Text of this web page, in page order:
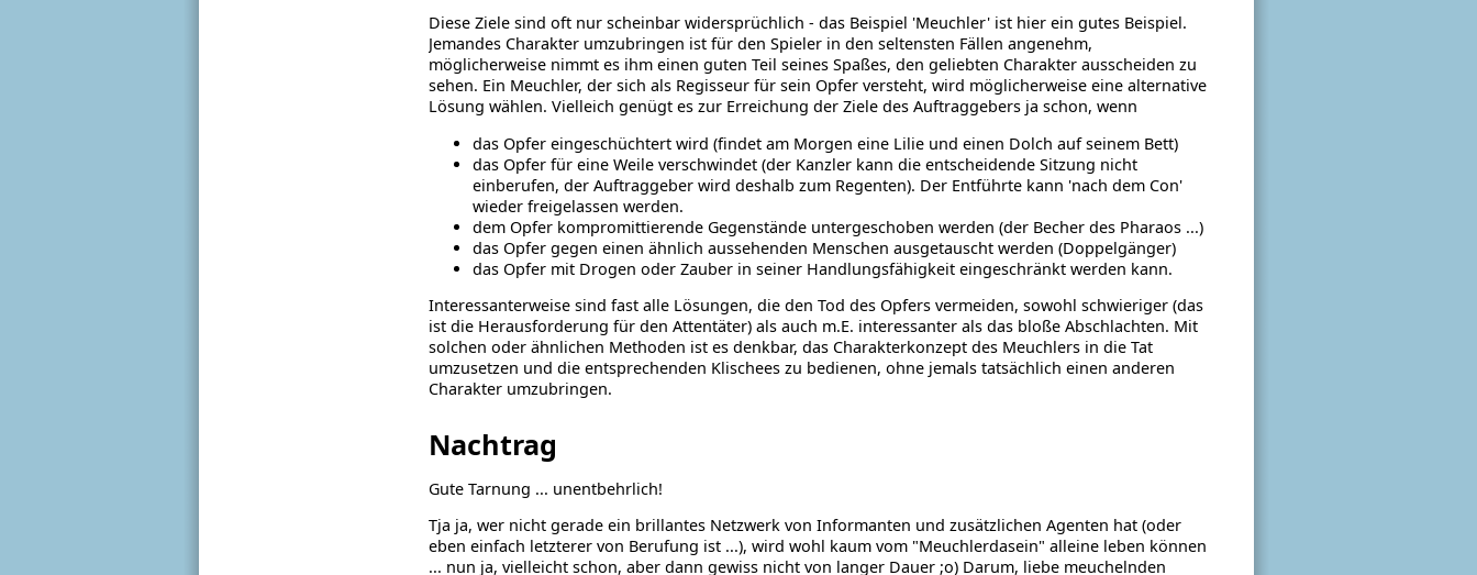
Diese Ziele sind oft nur scheinbar widersprüchlich - das Beispiel 'Meuchler' ist hier ein gutes Beispiel.
Jemandes Charakter umzubringen ist für den Spieler in den seltensten Fällen angenehm,
möglicherweise nimmt es ihm einen guten Teil seines Spaßes, den geliebten Charakter ausscheiden zu
sehen. Ein Meuchler, der sich als Regisseur für sein Opfer versteht, wird möglicherweise eine alternative
Lösung wählen. Vielleich genügt es zur Erreichung der Ziele des Auftraggebers ja schon, wenn
das Opfer eingeschüchtert wird (findet am Morgen eine Lilie und einen Dolch auf seinem Bett)
das Opfer für eine Weile verschwindet (der Kanzler kann die entscheidende Sitzung nicht
einberufen, der Auftraggeber wird deshalb zum Regenten). Der Entführte kann 'nach dem Con'
wieder freigelassen werden.
dem Opfer kompromittierende Gegenstände untergeschoben werden (der Becher des Pharaos ...)
das Opfer gegen einen ähnlich aussehenden Menschen ausgetauscht werden (Doppelgänger)
das Opfer mit Drogen oder Zauber in seiner Handlungsfähigkeit eingeschränkt werden kann.
Interessanterweise sind fast alle Lösungen, die den Tod des Opfers vermeiden, sowohl schwieriger (das
ist die Herausforderung für den Attentäter) als auch m.E. interessanter als das bloße Abschlachten. Mit
solchen oder ähnlichen Methoden ist es denkbar, das Charakterkonzept des Meuchlers in die Tat
umzusetzen und die entsprechenden Klischees zu bedienen, ohne jemals tatsächlich einen anderen
Charakter umzubringen.
Nachtrag
Gute Tarnung ... unentbehrlich!
Tja ja, wer nicht gerade ein brillantes Netzwerk von Informanten und zusätzlichen Agenten hat (oder
eben einfach letzterer von Berufung ist ...), wird wohl kaum vom "Meuchlerdasein" alleine leben können
... nun ja, vielleicht schon, aber dann gewiss nicht von langer Dauer ;o) Darum, liebe meuchelnden